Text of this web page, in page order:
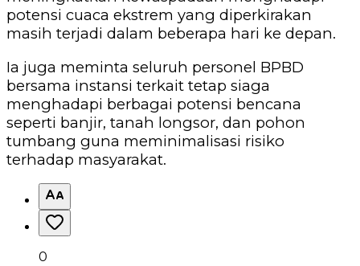
potensi cuaca ekstrem yang diperkirakan
masih terjadi dalam beberapa hari ke depan.
‎Ia juga meminta seluruh personel BPBD
bersama instansi terkait tetap siaga
menghadapi berbagai potensi bencana
seperti banjir, tanah longsor, dan pohon
tumbang guna meminimalisasi risiko
terhadap masyarakat.
0